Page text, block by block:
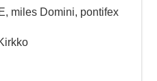
miles Domini, pontifex